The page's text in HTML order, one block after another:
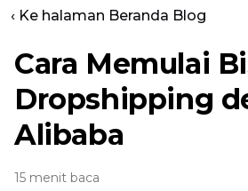
‹ Ke halaman Beranda Blog
Cara Memulai
Dropshipping
Alibaba
15 menit baca